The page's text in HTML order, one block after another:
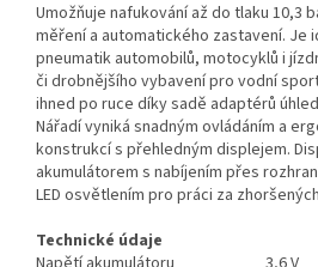
Umožňuje nafukování až do tlaku 10,3
měření a automatického zastavení. Je
pneumatik automobilů, motocyklů i
či drobnějšího vybavení pro vodní
ihned po ruce díky sadě adaptérů
Nářadí vyniká snadným ovládáním a
konstrukcí s přehledným displejem.
akumulátorem s nabíjením přes
LED osvětlením pro práci za
Technické údaje